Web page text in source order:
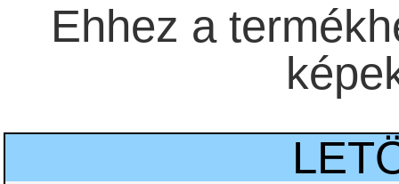
Ehhez a